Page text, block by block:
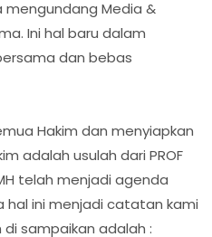
mengundang Media &
Ini hal baru dalam
bersama dan bebas
Hakim dan menyiapkan
adalah usulah dari PROF
telah menjadi agenda
hal ini menjadi catatan kami
sampaikan adalah :